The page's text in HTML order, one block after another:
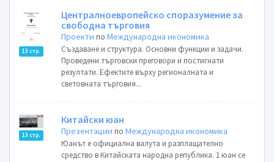
13 стр.
Централноевропейско споразумение за
свободна търговия
Проекти поМеждународна икономика
Създаване и структура. Основни функции и задачи.
Проведени търговски преговори и постигнати
резултати. Ефектите върху регионалната и
световната търговия...
13 стр.
Китайски юан
Презентации поМеждународна икономика
Юанът е официална валута и разплащателно
средство в Китайската народна република. 1 юан се